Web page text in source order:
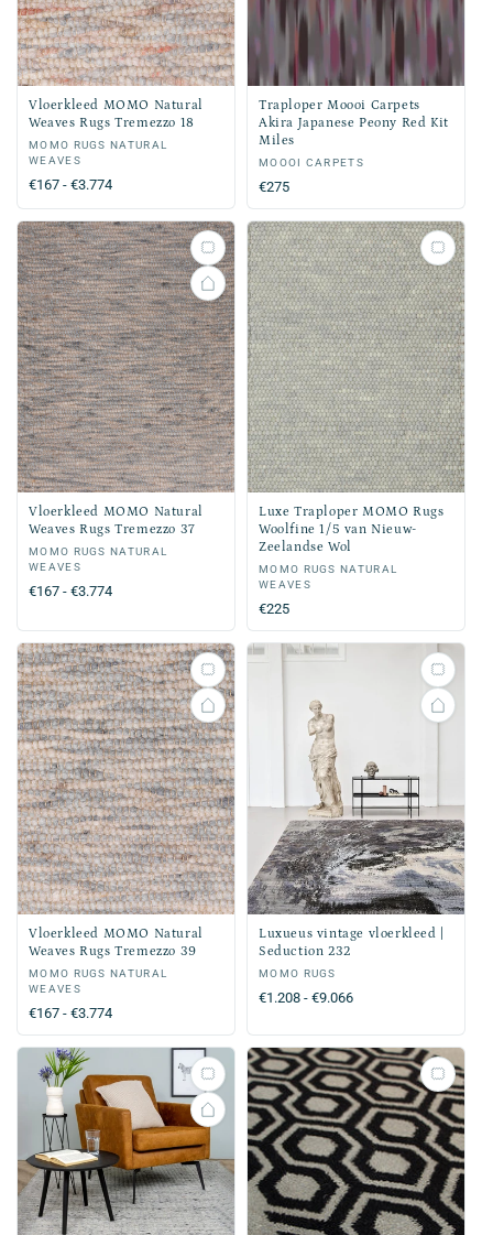
Vloerkleed MOMO Natural
Weaves Rugs Tremezzo 18
Verkoper:
MOMO RUGS NATURAL
WEAVES
Normale
prijs
€167 - €3.774
Traploper Moooi Carpets
Akira Japanese Peony Red Kit
Miles
Verkoper:
MOOOI CARPETS
Normale
prijs
€275
Vloerkleed MOMO Natural
Weaves Rugs Tremezzo 37
Verkoper:
MOMO RUGS NATURAL
WEAVES
Normale
€167 - €3.774
Luxe Traploper MOMO Rugs
Woolfine 1/5 van Nieuw-
Zeelandse Wol
Verkoper:
MOMO RUGS NATURAL
WEAVES
Normale
prijs
€225
Vloerkleed MOMO Natural
Weaves Rugs Tremezzo 39
Verkoper:
MOMO RUGS NATURAL
WEAVES
Normale
prijs
€167 - €3.774
Luxueus vintage vloerkleed |
Seduction 232
Verkoper:
MOMO RUGS
Normale
€1.208 - €9.066